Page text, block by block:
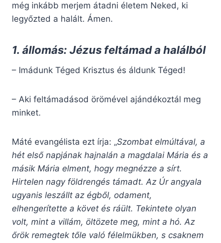
még inkább merjem átadni életem Neked, ki
legyőzted a halált. Ámen.
1. állomás: Jézus feltámad a halálból
– Imádunk Téged Krisztus és áldunk Téged!
– Aki feltámadásod örömével ajándékoztál meg
minket.
Máté evangélista ezt írja: „Szombat elmúltával, a
hét első napjának hajnalán a magdalai Mária és a
másik Mária elment, hogy megnézze a sírt.
Hirtelen nagy földrengés támadt. Az Úr angyala
ugyanis leszállt az égből, odament,
elhengerítette a követ és ráült. Tekintete olyan
volt, mint a villám, öltözete meg, mint a hó. Az
őrök remegtek tőle való félelmükben, s csaknem